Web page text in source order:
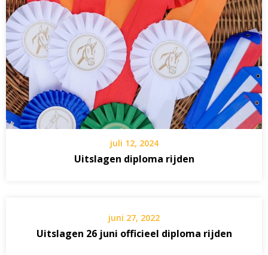
juli 12, 2024
Uitslagen diploma rijden
juni 27, 2022
Uitslagen 26 juni officieel diploma rijden